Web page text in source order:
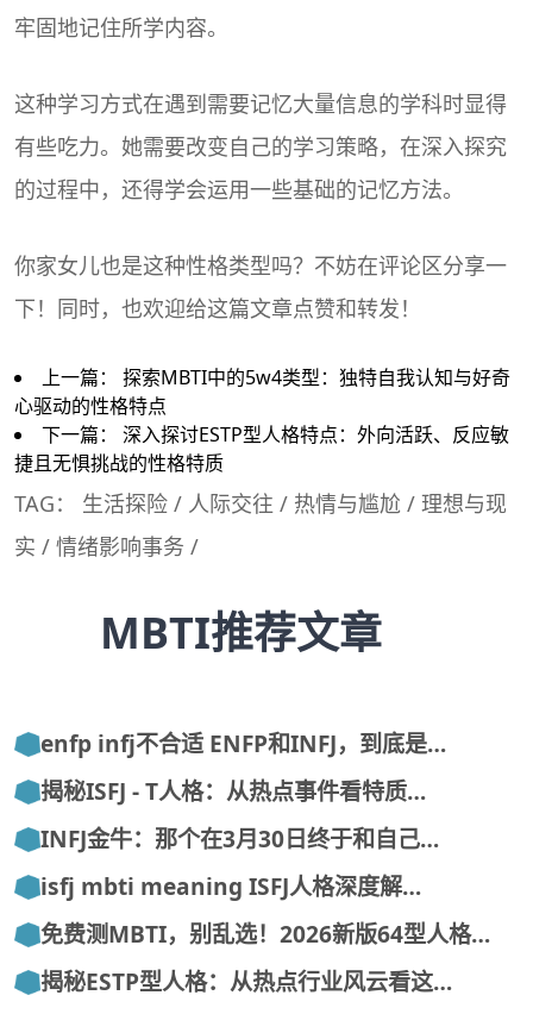
牢固地记住所学内容。
这种学习方式在遇到需要记忆大量信息的学科时显得
有些吃力。她需要改变自己的学习策略，在深入探究
的过程中，还得学会运用一些基础的记忆方法。
你家女儿也是这种性格类型吗？不妨在评论区分享一
下！同时，也欢迎给这篇文章点赞和转发！
上一篇： 探索MBTI中的5w4类型：独特自我认知与好奇
心驱动的性格特点
下一篇： 深入探讨ESTP型人格特点：外向活跃、反应敏
捷且无惧挑战的性格特质
TAG： 生活探险 / 人际交往 / 热情与尴尬 / 理想与现
实 / 情绪影响事务 /
MBTI推荐文章
enfp infj不合适 ENFP和INFJ，到底是…
揭秘ISFJ - T人格：从热点事件看特质…
INFJ金牛：那个在3月30日终于和自己…
isfj mbti meaning ISFJ人格深度解…
免费测MBTI，别乱选！2026新版64型人格…
揭秘ESTP型人格：从热点行业风云看这…